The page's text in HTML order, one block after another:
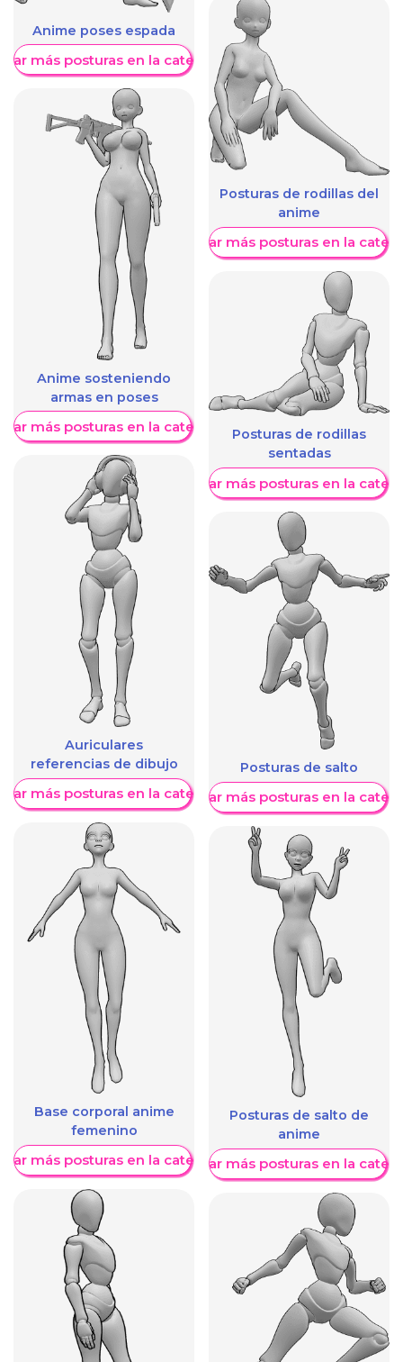
Anime poses espada
más posturas en la categoría
Anime sosteniendo
armas en poses
más posturas en la categoría
Auriculares
referencias de dibujo
más posturas en la categoría
Base corporal anime
femenino
más posturas en la categoría
Posturas de rodillas del
anime
Mostrar más posturas en la
Posturas de rodillas
sentadas
Mostrar más posturas en la
Posturas de salto
Mostrar más posturas en la
Posturas de salto de
anime
Mostrar más posturas en la